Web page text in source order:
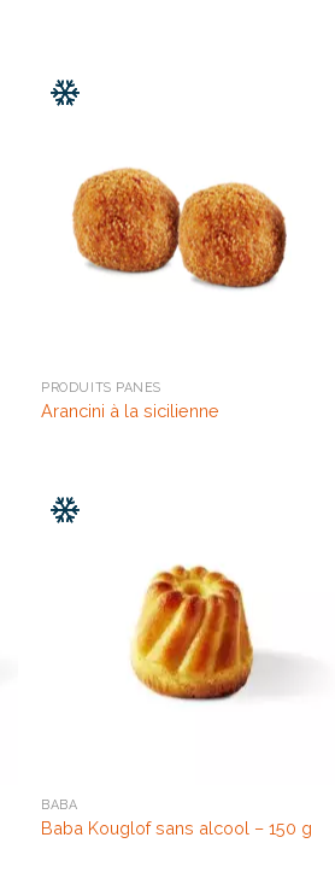
PRODUITS PANÉS
Arancini à la sicilienne
BABA
Baba Kouglof sans alcool – 150 g